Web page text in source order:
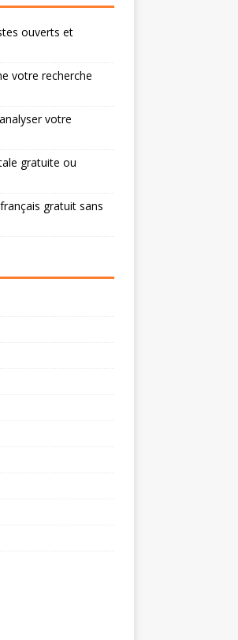
ouverts et
votre recherche
votre
gratuite ou
gratuit sans